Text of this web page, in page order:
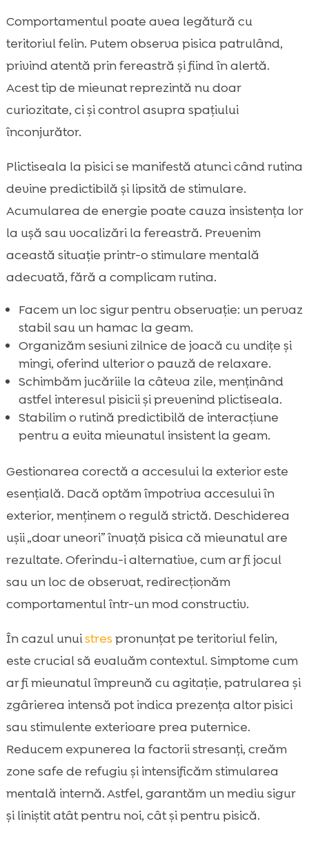
Comportamentul poate avea legătură cu
teritoriul felin. Putem observa pisica patrulând,
privind atentă prin fereastră și fiind în alertă.
Acest tip de mieunat reprezintă nu doar
curiozitate, ci și control asupra spațiului
înconjurător.
Plictiseala la pisici se manifestă atunci când rutina
devine predictibilă și lipsită de stimulare.
Acumularea de energie poate cauza insistența lor
la ușă sau vocalizări la fereastră. Prevenim
această situație printr-o stimulare mentală
adecvată, fără a complicam rutina.
Facem un loc sigur pentru observație: un pervaz
stabil sau un hamac la geam.
Organizăm sesiuni zilnice de joacă cu undițe și
mingi, oferind ulterior o pauză de relaxare.
Schimbăm jucăriile la câteva zile, menținând
astfel interesul pisicii și prevenind plictiseala.
Stabilim o rutină predictibilă de interacțiune
pentru a evita mieunatul insistent la geam.
Gestionarea corectă a accesului la exterior este
esențială. Dacă optăm împotriva accesului în
exterior, menținem o regulă strictă. Deschiderea
ușii „doar uneori” învață pisica că mieunatul are
rezultate. Oferindu-i alternative, cum ar fi jocul
sau un loc de observat, redirecționăm
comportamentul într-un mod constructiv.
În cazul unuistres pronunțat pe teritoriul felin,
este crucial să evaluăm contextul. Simptome cum
ar fi mieunatul împreună cu agitație, patrularea și
zgârierea intensă pot indica prezența altor pisici
sau stimulente exterioare prea puternice.
Reducem expunerea la factorii stresanți, creăm
zone safe de refugiu și intensificăm stimularea
mentală internă. Astfel, garantăm un mediu sigur
și liniștit atât pentru noi, cât și pentru pisică.